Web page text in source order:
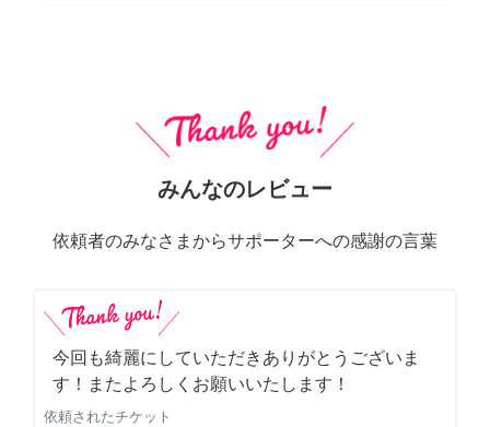
みんなのレビュー
依頼者のみなさまからサポーターへの感謝の言葉
今回も綺麗にしていただきありがとうございま
す！またよろしくお願いいたします！
依頼されたチケット